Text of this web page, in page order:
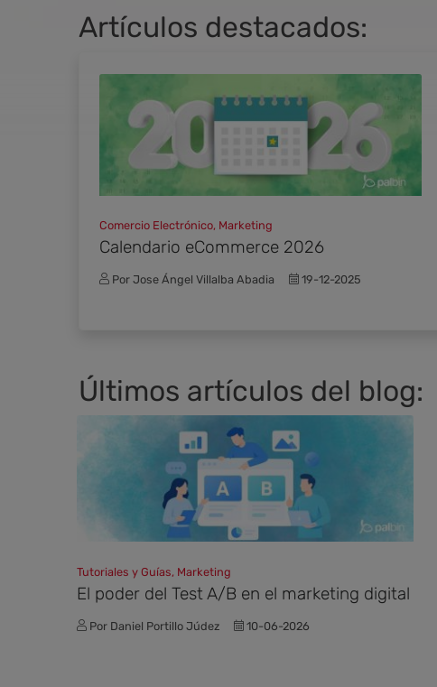
Artículos destacados:
Comercio Electrónico, Marketing
Calendario eCommerce 2026
Por Jose Ángel Villalba Abadia 19-12-2025
Últimos artículos del blog:
Tutoriales y Guías, Marketing
El poder del Test A/B en el marketing digital
Por Daniel Portillo Júdez 10-06-2026